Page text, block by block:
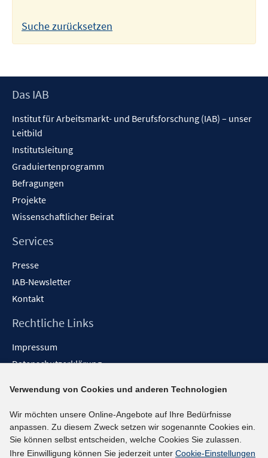
Suche zurücksetzen
Footer
Das IAB
Institut für Arbeitsmarkt- und Berufsforschung (IAB) – unser
Leitbild
Institutsleitung
Graduiertenprogramm
Befragungen
Projekte
Wissenschaftlicher Beirat
Services
Presse
IAB-Newsletter
Kontakt
Rechtliche Links
Impressum
Datenschutzerklärung
Barrieren melden
Social-Media-Kanäle
BlueSky
Verwendung von Cookies und anderen Technologien
Wir möchten unsere Online-Angebote auf Ihre Bedürfnisse
anpassen. Zu diesem Zweck setzen wir sogenannte Cookies ein.
Sie können selbst entscheiden, welche Cookies Sie zulassen.
Ihre Einwilligung können Sie jederzeit unter Cookie-Einstellungen